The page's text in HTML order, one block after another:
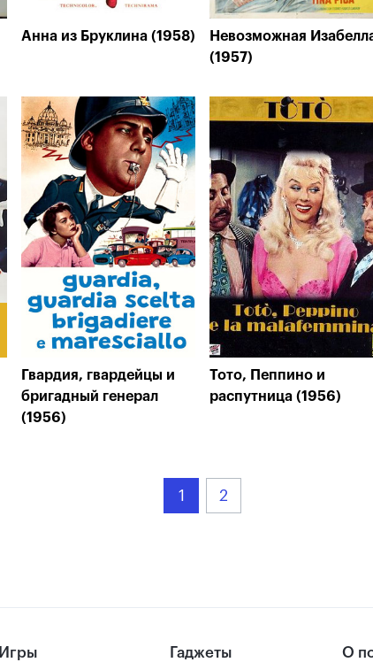
Анна из Бруклина (1958)
Невозможная
(1957)
Гвардия, гвардейцы и
бригадный генерал
(1956)
Тото, Пеппино и
распутница (1956)
1 2
Игры Гаджеты О